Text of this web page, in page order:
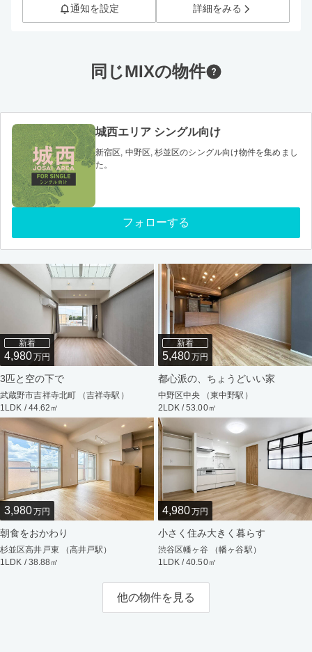
通知を設定 詳細をみる
同じMIXの物件
城西エリア シングル向け
新宿区, 中野区, 杉並区のシングル向け物件を集めまし
た。
フォローする
新着
4,980万円
3匹と空の下で
武蔵野市吉祥寺北町 （吉祥寺駅）
1LDK / 44.62㎡
新着
5,480万円
都心派の、ちょうどいい家
中野区中央 （東中野駅）
2LDK / 53.00㎡
3,980万円
朝食をおかわり
杉並区高井戸東 （高井戸駅）
1LDK / 38.88㎡
4,980万円
小さく住み大きく暮らす
渋谷区幡ヶ谷 （幡ヶ谷駅）
1LDK / 40.50㎡
他の物件を見る